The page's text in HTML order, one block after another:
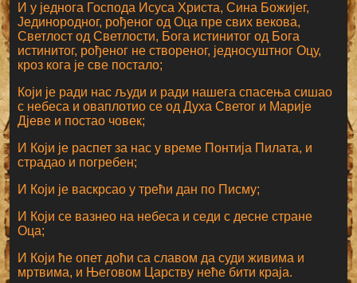
И у једнога Господа Исуса Христа, Сина Божијег,
Јединородног, рођеног од Оца пре свих векова,
Светлост од Светлости, Бога истинитог од Бога
истинитог, рођеног не створеног, једносуштног Оцу,
кроз кога је све постало;
Који је ради нас људи и ради нашега спасења сишао
с небеса и оваплотио се од Духа Светог и Марије
Дјеве и постао човек;
И Који је распет за нас у време Понтија Пилата, и
страдао и погребен;
И Који је васкрсао у трећи дан по Писму;
И Који се вазнео на небеса и седи с десне стране
Оца;
И Који ће опет доћи са славом да суди живима и
мртвима, и Његовом Царству неће бити краја.